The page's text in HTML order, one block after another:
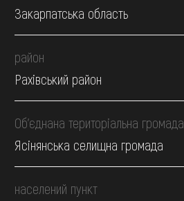
Закарпатська область
район
Рахівський район
Об’єднана територіальна громада
Ясінянська селищна громада
населений пункт